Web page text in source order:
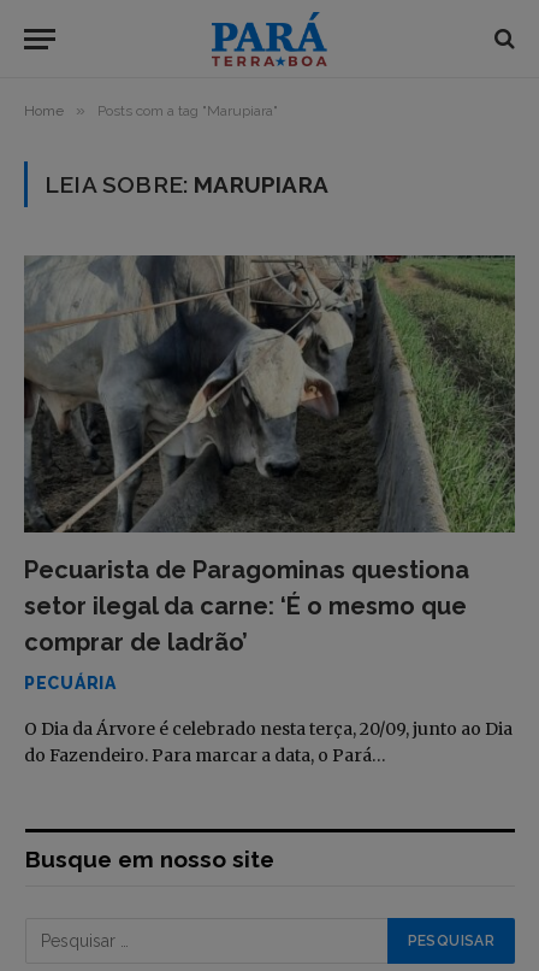
Home » Posts com a tag "Marupiara"
LEIA SOBRE: MARUPIARA
Pecuarista de Paragominas questiona
setor ilegal da carne: ‘É o mesmo que
comprar de ladrão’
PECUÁRIA
O Dia da Árvore é celebrado nesta terça, 20/09, junto ao Dia
do Fazendeiro. Para marcar a data, o Pará…
Busque em nosso site